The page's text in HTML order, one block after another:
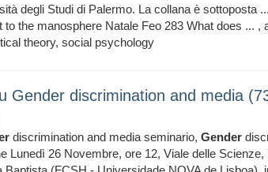
degli Studi di Palermo. La collana è sottoposta
to the manosphere Natale Feo 283 What does ...
theory, social psychology
Gender discrimination and media
discrimination and media seminario, Gender
Lunedì 26 Novembre, ore 12, Viale delle Scienze,